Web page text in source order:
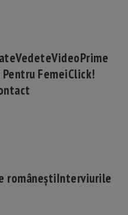
VedeteVideoPrime
FemeiClick!
româneștiInterviurile